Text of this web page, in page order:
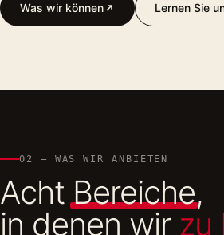
Was wir können Lernen Sie
02 — WAS WIR ANBIETEN
AchtBereiche,
in denen wir zu